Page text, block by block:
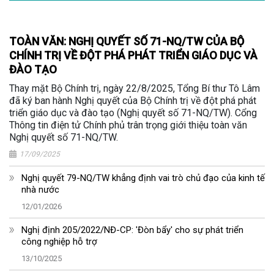
TOÀN VĂN: NGHỊ QUYẾT SỐ 71-NQ/TW CỦA BỘ
CHÍNH TRỊ VỀ ĐỘT PHÁ PHÁT TRIỂN GIÁO DỤC VÀ
ĐÀO TẠO
Thay mặt Bộ Chính trị, ngày 22/8/2025, Tổng Bí thư Tô Lâm
đã ký ban hành Nghị quyết của Bộ Chính trị về đột phá phát
triển giáo dục và đào tạo (Nghị quyết số 71-NQ/TW). Cổng
Thông tin điện tử Chính phủ trân trọng giới thiệu toàn văn
Nghị quyết số 71-NQ/TW.
17/09/2025
Nghị quyết 79-NQ/TW khẳng định vai trò chủ đạo của kinh tế
nhà nước
12/01/2026
Nghị định 205/2022/NĐ-CP: 'Đòn bẩy' cho sự phát triển
công nghiệp hỗ trợ
13/10/2025